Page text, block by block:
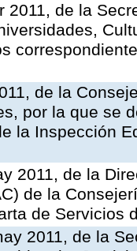
2011, de la
de la
por la que se
la Inspección
2011, de la
de la
de Servicios
2011, de la